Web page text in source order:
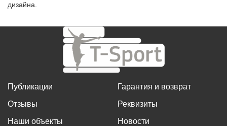
дизайна.
Публикации
Отзывы
Наши объекты
Гарантия и возврат
Реквизиты
Новости